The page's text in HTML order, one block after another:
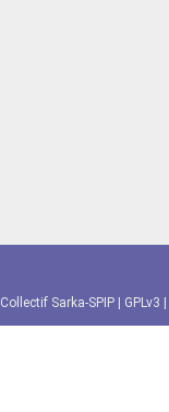
Collectif Sarka-SPIP GPLv3